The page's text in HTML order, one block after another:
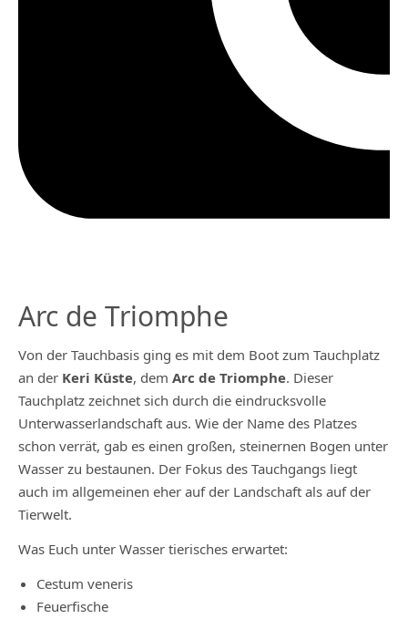
Arc de Triomphe
Von der Tauchbasis ging es mit dem Boot zum Tauchplatz
an der Keri Küste, dem Arc de Triomphe. Dieser
Tauchplatz zeichnet sich durch die eindrucksvolle
Unterwasserlandschaft aus. Wie der Name des Platzes
schon verrät, gab es einen großen, steinernen Bogen unter
Wasser zu bestaunen. Der Fokus des Tauchgangs liegt
auch im allgemeinen eher auf der Landschaft als auf der
Tierwelt.
Was Euch unter Wasser tierisches erwartet:
Cestum veneris
Feuerfische